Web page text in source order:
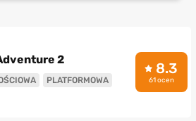
2
PLATFORMOWA
8.3
61 ocen